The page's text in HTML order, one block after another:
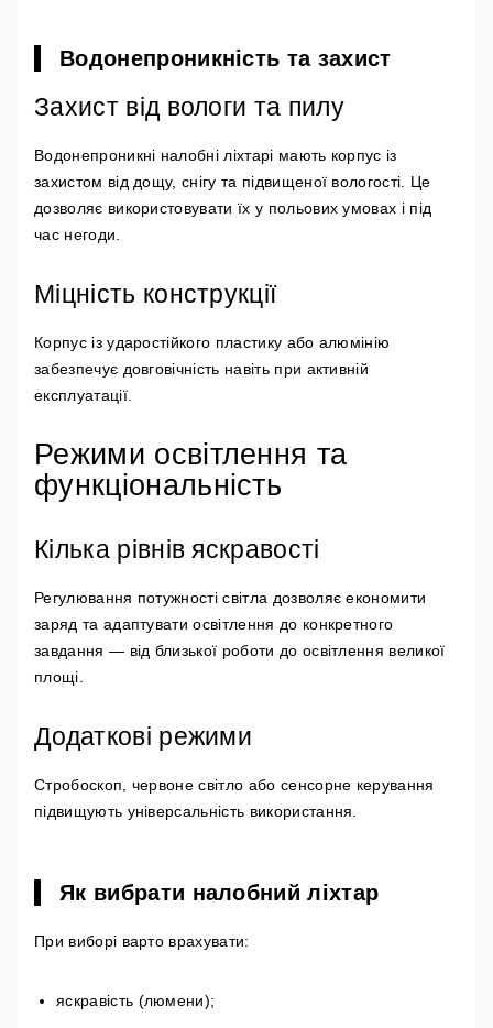
Водонепроникність та захист
Захист від вологи та пилу
Водонепроникні налобні ліхтарі мають корпус із
захистом від дощу, снігу та підвищеної вологості. Це
дозволяє використовувати їх у польових умовах і під
час негоди.
Міцність конструкції
Корпус із ударостійкого пластику або алюмінію
забезпечує довговічність навіть при активній
експлуатації.
Режими освітлення та
функціональність
Кілька рівнів яскравості
Регулювання потужності світла дозволяє економити
заряд та адаптувати освітлення до конкретного
завдання — від близької роботи до освітлення великої
площі.
Додаткові режими
Стробоскоп, червоне світло або сенсорне керування
підвищують універсальність використання.
Як вибрати налобний ліхтар
При виборі варто врахувати:
яскравість (люмени);